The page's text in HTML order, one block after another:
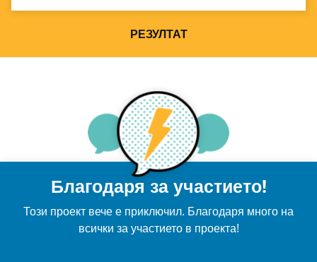
РЕЗУЛТАТ
Благодаря за участието!
Този проект вече е приключил. Благодаря много на
всички за участието в проекта!